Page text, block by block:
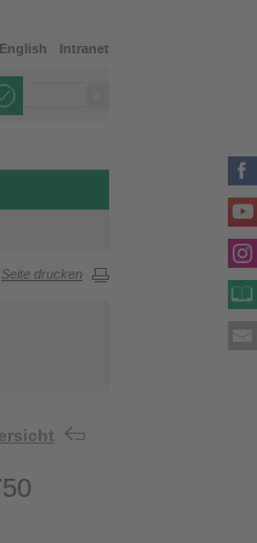
Intranet
English
Seite drucken